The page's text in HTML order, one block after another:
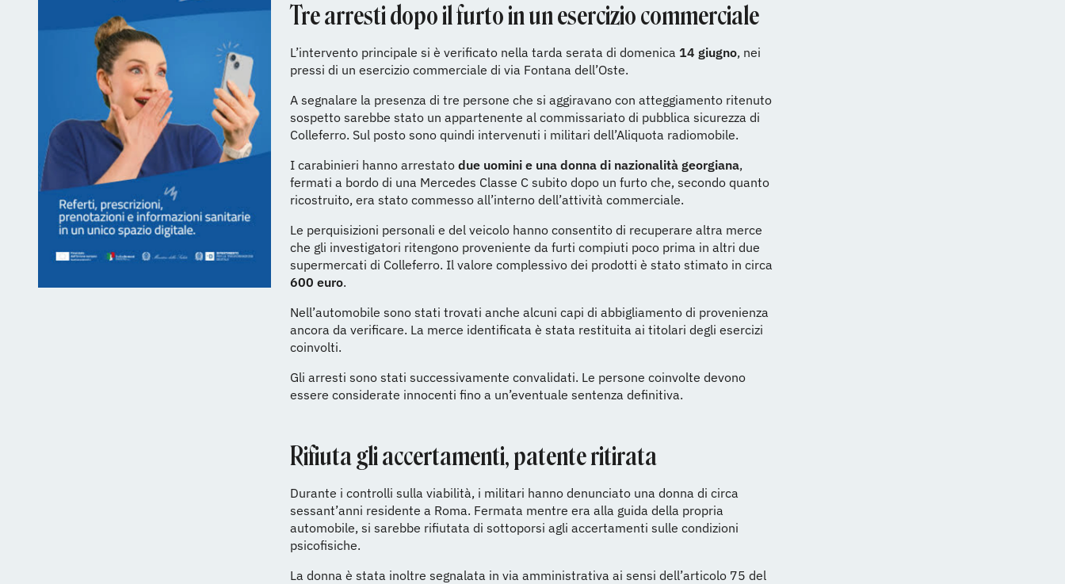
Tre arresti dopo il furto in un esercizio commerciale
L’intervento principale si è verificato nella tarda serata di domenica 14 giugno, nei
pressi di un esercizio commerciale di via Fontana dell’Oste.
A segnalare la presenza di tre persone che si aggiravano con atteggiamento ritenuto
sospetto sarebbe stato un appartenente al commissariato di pubblica sicurezza di
Colleferro. Sul posto sono quindi intervenuti i militari dell’Aliquota radiomobile.
I carabinieri hanno arrestato due uomini e una donna di nazionalità georgiana,
fermati a bordo di una Mercedes Classe C subito dopo un furto che, secondo quanto
ricostruito, era stato commesso all’interno dell’attività commerciale.
Le perquisizioni personali e del veicolo hanno consentito di recuperare altra merce
che gli investigatori ritengono proveniente da furti compiuti poco prima in altri due
supermercati di Colleferro. Il valore complessivo dei prodotti è stato stimato in circa
600 euro.
Nell’automobile sono stati trovati anche alcuni capi di abbigliamento di provenienza
ancora da verificare. La merce identificata è stata restituita ai titolari degli esercizi
coinvolti.
Gli arresti sono stati successivamente convalidati. Le persone coinvolte devono
essere considerate innocenti fino a un’eventuale sentenza definitiva.
Rifiuta gli accertamenti, patente ritirata
Durante i controlli sulla viabilità, i militari hanno denunciato una donna di circa
sessant’anni residente a Roma. Fermata mentre era alla guida della propria
automobile, si sarebbe rifiutata di sottoporsi agli accertamenti sulle condizioni
psicofisiche.
La donna è stata inoltre segnalata in via amministrativa ai sensi dell’articolo 75 del